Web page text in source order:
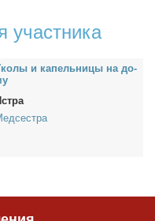
участника
и ка­пель­ни­цы на до­